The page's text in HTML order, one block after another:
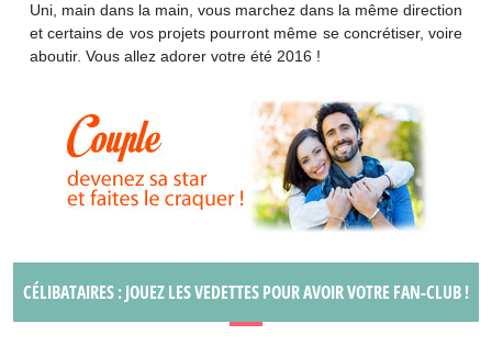
Uni, main dans la main, vous marchez dans la même direction
et certains de vos projets pourront même se concrétiser, voire
aboutir. Vous allez adorer votre été 2016 !
CÉLIBATAIRES : JOUEZ LES VEDETTES POUR AVOIR VOTRE FAN-CLUB !